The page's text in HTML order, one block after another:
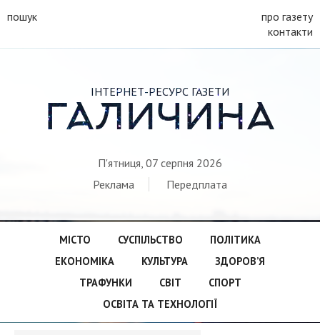
пошук
про газету
контакти
ІНТЕРНЕТ-РЕСУРС ГАЗЕТИ
ГАЛИЧИНА
П'ятниця, 07 серпня 2026
Реклама
Передплата
МІСТО СУСПІЛЬСТВО
ПОЛІТИКА
ЕКОНОМІКА
КУЛЬТУРА
ЗДОРОВ’Я
ТРАФУНКИ
СВІТ
СПОРТ
ОСВІТА ТА ТЕХНОЛОГІЇ